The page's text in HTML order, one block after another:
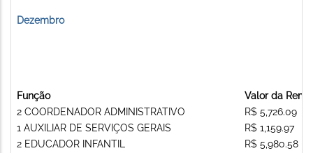
Dezembro
Função
2 COORDENADOR ADMINISTRATIVO
1 AUXILIAR DE SERVIÇOS GERAIS
2 EDUCADOR INFANTIL
Valor da
R$ 5,726.09
R$ 1,159.97
R$ 5,980.58